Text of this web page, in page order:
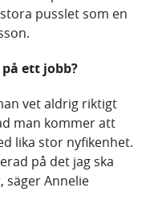
pusslet som en
ett jobb?
vet aldrig riktigt
man kommer att
lika stor nyfikenhet.
på det jag ska
säger Annelie